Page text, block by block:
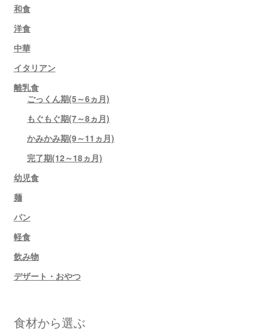
和食
洋食
中華
イタリアン
離乳食
ごっくん期(5～6ヵ月)
もぐもぐ期(7～8ヵ月)
かみかみ期(9～11ヵ月)
完了期(12～18ヵ月)
幼児食
麺
パン
軽食
飲み物
デザート・おやつ
食材から選ぶ